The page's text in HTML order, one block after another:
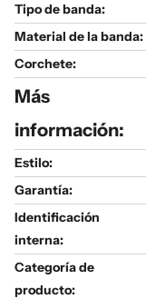
Tipo de banda:
Material de la banda:
Corchete:
Más
información:
Estilo:
Garantía:
Identificación
interna:
Categoría de
producto: